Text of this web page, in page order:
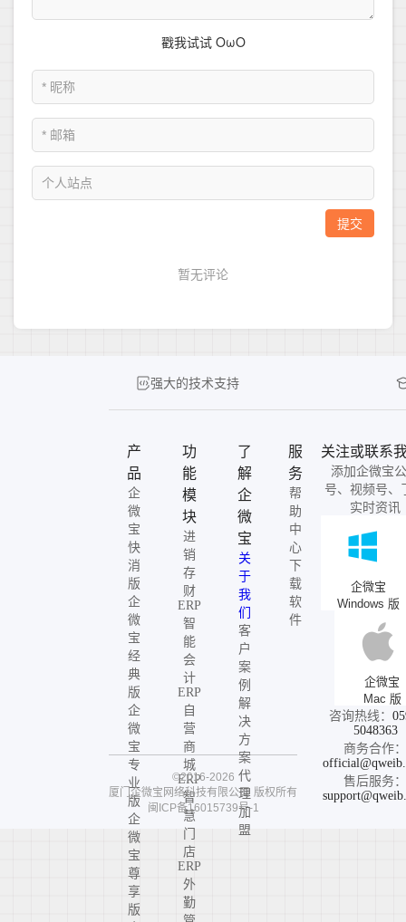
强大的技术支持
产
品
企
微
宝
快
消
版
企
微
宝
经
典
版
企
微
宝
专
业
版
企
微
宝
尊
享
版
功
能
模
块
进
销
存
财
ERP
智
能
会
计
ERP
自
营
商
城
ERP
智
慧
门
店
ERP
外
勤
了
解
企
微
宝
关
于
我
们
客
户
案
例
解
决
方
案
代
理
加
盟
服
务
帮
助
中
心
下
载
软
件
关注或联系
添加企微宝
号、视频号、
实时资讯
企微宝
Windows 版
企微宝
Mac 版
咨询热线：
5048363
商务合作：
售后服务：
©2016-2026
厦门企微宝网络科技有限公司 版权所有
闽ICP备16015739号-1